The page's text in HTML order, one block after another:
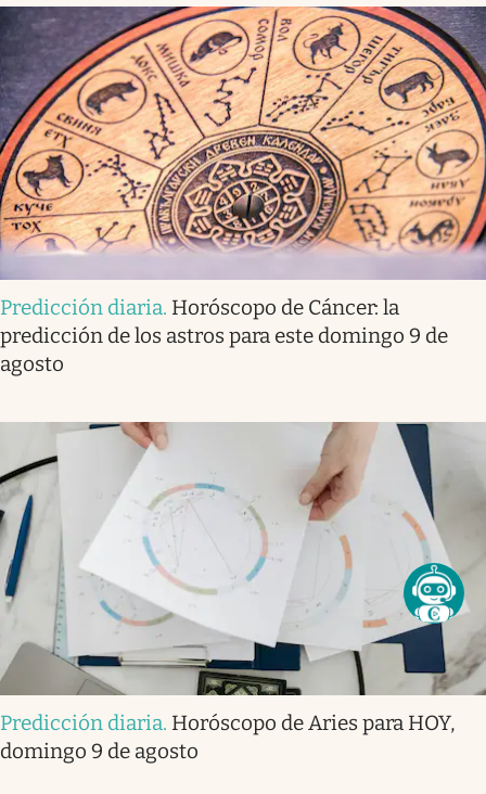
Predicción diaria. Horóscopo de Cáncer: la
predicción de los astros para este domingo 9 de
agosto
Predicción diaria. Horóscopo de Aries para HOY,
domingo 9 de agosto